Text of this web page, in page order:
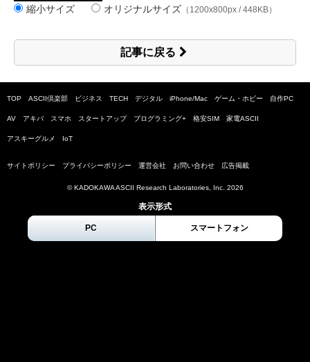
縮小サイズ オリジナルサイズ （1200x800px / 448KB）
記事に戻る
TOP ASCII倶楽部 ビジネス TECH デジタル iPhone/Mac ゲーム・ホビー 自作PC
AV アキバ スマホ スタートアップ プログラミング+ 格安SIM 家電ASCII
アスキーグルメ IoT
サイトポリシー プライバシーポリシー 運営会社 お問い合わせ 広告掲載
© KADOKAWA ASCII Research Laboratories, Inc. 2026
表示形式
PC スマートフォン